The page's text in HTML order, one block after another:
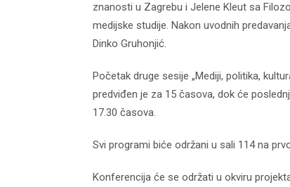
znanosti u Zagrebu i Jelene Kleut sa
medijske studije. Nakon uvodnih
Dinko Gruhonjić.
Početak druge sesije „Mediji, politika,
predviđen je za 15 časova, dok će
17.30 časova.
Svi programi biće održani u sali 114 na
Konferencija će se održati u okviru